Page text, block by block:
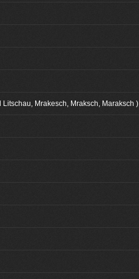
Mrakesch, Mraksch, Maraksch )